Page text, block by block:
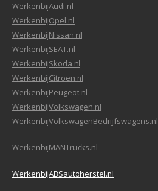
WerkenbijAudi.nl
WerkenbijOpel.nl
WerkenbijNissan.nl
WerkenbijSEAT.nl
WerkenbijSkoda.nl
WerkenbijCitroen.nl
WerkenbijPeugeot.nl
WerkenbijVolkswagen.nl
WerkenbijVolkswagenBedrijfswagens.nl
WerkenbijMANTrucks.nl
WerkenbijABSautoherstel.nl